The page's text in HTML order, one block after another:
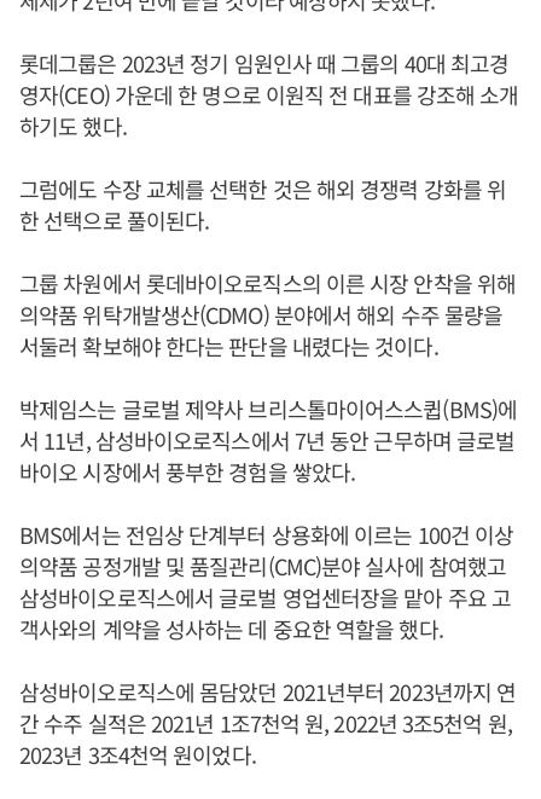
롯데그룹은 2023년 정기 임원인사 때 그룹의 40대 최고경
영자(CEO) 가운데 한 명으로 이원직 전 대표를 강조해 소개
하기도 했다.
그럼에도 수장 교체를 선택한 것은 해외 경쟁력 강화를 위
한 선택으로 풀이된다.
그룹 차원에서 롯데바이오로직스의 이른 시장 안착을 위해
의약품 위탁개발생산(CDMO) 분야에서 해외 수주 물량을
서둘러 확보해야 한다는 판단을 내렸다는 것이다.
박제임스는 글로벌 제약사 브리스톨마이어스스큅(BMS)에
서 11년, 삼성바이오로직스에서 7년 동안 근무하며 글로벌
바이오 시장에서 풍부한 경험을 쌓았다.
BMS에서는 전임상 단계부터 상용화에 이르는 100건 이상
의약품 공정개발 및 품질관리(CMC)분야 실사에 참여했고
삼성바이오로직스에서 글로벌 영업센터장을 맡아 주요 고
객사와의 계약을 성사하는 데 중요한 역할을 했다.
삼성바이오로직스에 몸담았던 2021년부터 2023년까지 연
간 수주 실적은 2021년 1조7천억 원, 2022년 3조5천억 원,
2023년 3조4천억 원이었다.